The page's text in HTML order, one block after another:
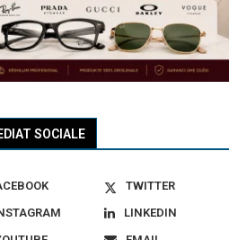
SOCIALE
TWITTER
LINKEDIN